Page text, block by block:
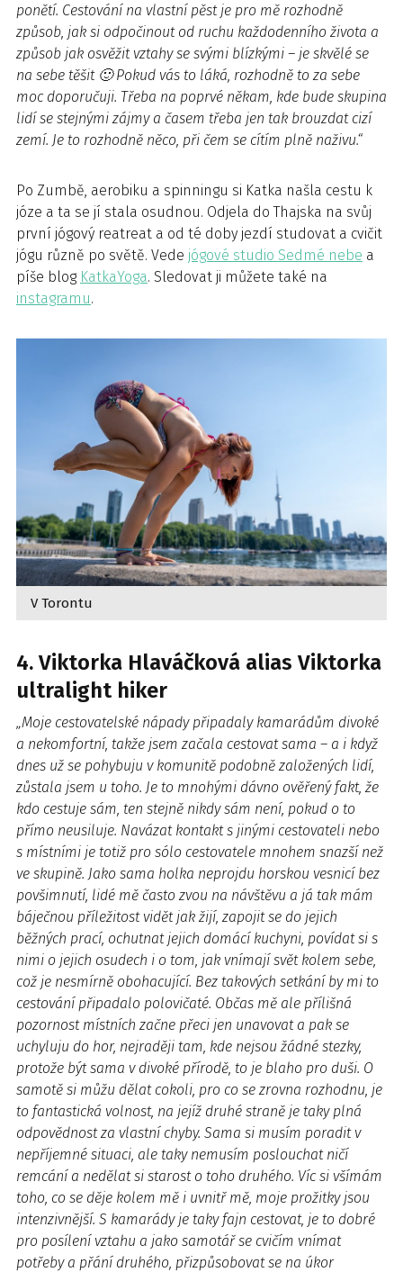
ponětí. Cestování na vlastní pěst je pro mě rozhodně
způsob, jak si odpočinout od ruchu každodenního života a
způsob jak osvěžit vztahy se svými blízkými – je skvělé se
na sebe těšit 🙂 Pokud vás to láká, rozhodně to za sebe
moc doporučuji. Třeba na poprvé někam, kde bude skupina
lidí se stejnými zájmy a časem třeba jen tak brouzdat cizí
zemí. Je to rozhodně něco, při čem se cítím plně naživu.“
Po Zumbě, aerobiku a spinningu si Katka našla cestu k
józe a ta se jí stala osudnou. Odjela do Thajska na svůj
první jógový reatreat a od té doby jezdí studovat a cvičit
jógu různě po světě. Vede jógové studio Sedmé nebe a
píše blog KatkaYoga. Sledovat ji můžete také na
instagramu.
V Torontu
4. Viktorka Hlaváčková alias Viktorka
ultralight hiker
„Moje cestovatelské nápady připadaly kamarádům divoké
a nekomfortní, takže jsem začala cestovat sama – a i když
dnes už se pohybuju v komunitě podobně založených lidí,
zůstala jsem u toho. Je to mnohými dávno ověřený fakt, že
kdo cestuje sám, ten stejně nikdy sám není, pokud o to
přímo neusiluje. Navázat kontakt s jinými cestovateli nebo
s místními je totiž pro sólo cestovatele mnohem snazší než
ve skupině. Jako sama holka neprojdu horskou vesnicí bez
povšimnutí, lidé mě často zvou na návštěvu a já tak mám
báječnou příležitost vidět jak žijí, zapojit se do jejich
běžných prací, ochutnat jejich domácí kuchyni, povídat si s
nimi o jejich osudech i o tom, jak vnímají svět kolem sebe,
což je nesmírně obohacující. Bez takových setkání by mi to
cestování připadalo polovičaté. Občas mě ale přílišná
pozornost místních začne přeci jen unavovat a pak se
uchyluju do hor, nejraději tam, kde nejsou žádné stezky,
protože být sama v divoké přírodě, to je blaho pro duši. O
samotě si můžu dělat cokoli, pro co se zrovna rozhodnu, je
to fantastická volnost, na jejíž druhé straně je taky plná
odpovědnost za vlastní chyby. Sama si musím poradit v
nepříjemné situaci, ale taky nemusím poslouchat ničí
remcání a nedělat si starost o toho druhého. Víc si všímám
toho, co se děje kolem mě i uvnitř mě, moje prožitky jsou
intenzivnější. S kamarády je taky fajn cestovat, je to dobré
pro posílení vztahu a jako samotář se cvičím vnímat
potřeby a přání druhého, přizpůsobovat se na úkor